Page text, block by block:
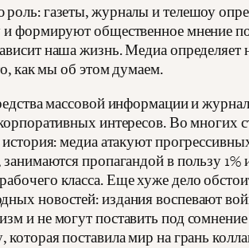
газеты, журналы и телешоу
и формируют общественное мнение
наша жизнь. Медиа определяет
как мы об этом думаем.
массовой информации и
интересов. Во многих
медиа атакуют
пропагандой в пользу 1%
класса. Еще хуже дело
новостей: издания воспевают
и не могут поставить под сомнение
поставила мир на грань